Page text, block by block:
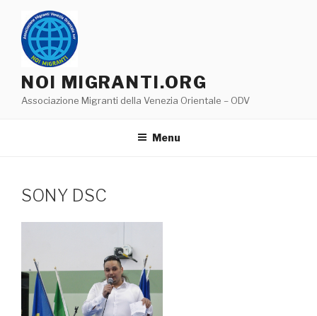
contenuto
NOI MIGRANTI.ORG
Associazione Migranti della Venezia Orientale – ODV
Menu
SONY DSC